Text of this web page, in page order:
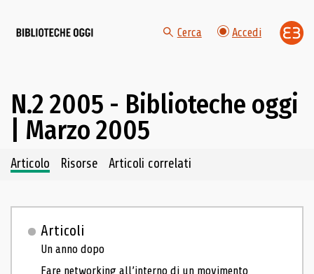
Cerca Accedi
N.2 2005 - Biblioteche oggi
| Marzo 2005
Navigazione dei contenuti del fascicolo
Articolo Risorse Articoli correlati
Articoli
Un anno dopo
Fare networking all’interno di un movimento